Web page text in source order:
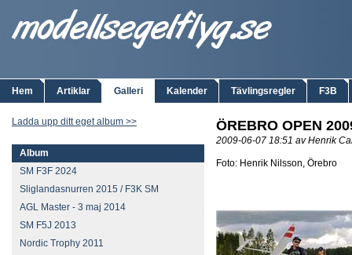
Hem Artiklar Galleri Kalender Tävlingsregler F3B
Ladda upp ditt eget album >>
Album
SM F3F 2024
Sliglandasnurren 2015 / F3K SM
AGL Master - 3 maj 2014
SM F5J 2013
Nordic Trophy 2011
ÖREBRO OPEN
2009-06-07 18:51 av Henrik
Foto: Henrik Nilsson, Örebro